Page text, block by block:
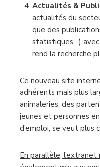
Actualités &
actualités du
que des
statistiques…)
rend la recherche
Ce nouveau site
adhérents mais plus
animaleries, des
jeunes et personnes
d’emploi, se veut plus
En parallèle,